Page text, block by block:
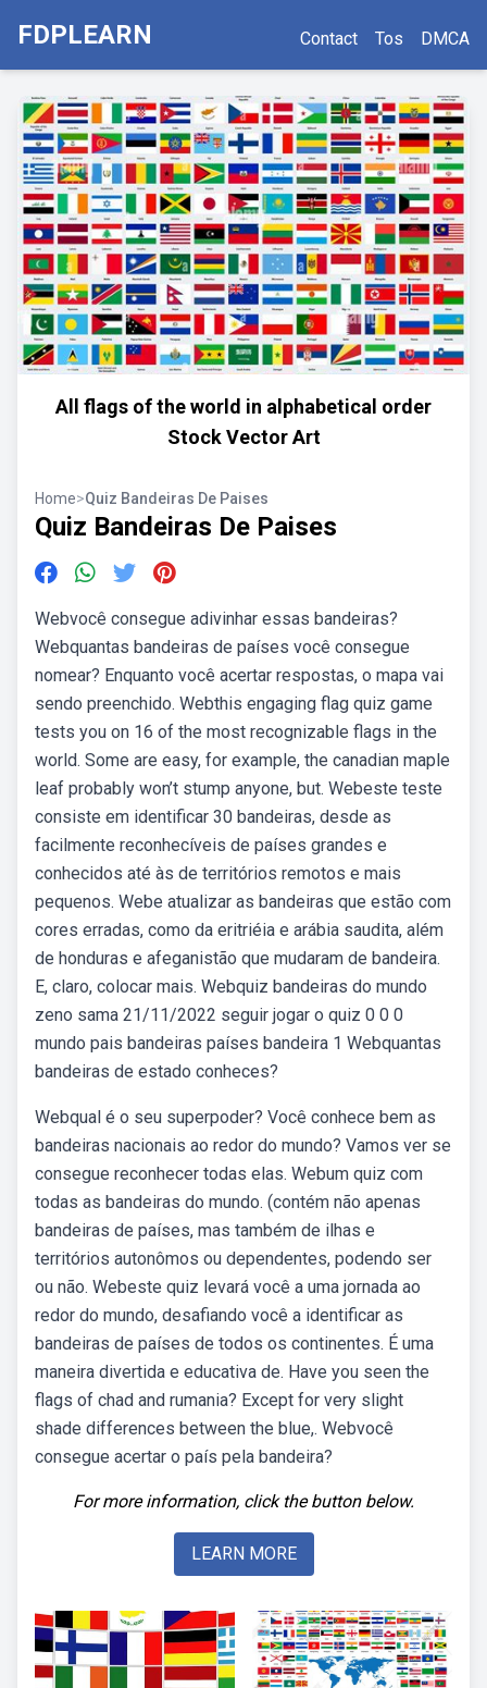
FDPLEARN Contact Tos DMCA
All flags of the world in alphabetical order
Stock Vector Art
Home>Quiz Bandeiras De Paises
Quiz Bandeiras De Paises
Webvocê consegue adivinhar essas bandeiras?
Webquantas bandeiras de países você consegue
nomear? Enquanto você acertar respostas, o mapa vai
sendo preenchido. Webthis engaging flag quiz game
tests you on 16 of the most recognizable flags in the
world. Some are easy, for example, the canadian maple
leaf probably won’t stump anyone, but. Webeste teste
consiste em identificar 30 bandeiras, desde as
facilmente reconhecíveis de países grandes e
conhecidos até às de territórios remotos e mais
pequenos. Webe atualizar as bandeiras que estão com
cores erradas, como da eritriéia e arábia saudita, além
de honduras e afeganistão que mudaram de bandeira.
E, claro, colocar mais. Webquiz bandeiras do mundo
zeno sama 21/11/2022 seguir jogar o quiz 0 0 0
mundo pais bandeiras países bandeira 1 Webquantas
bandeiras de estado conheces?
Webqual é o seu superpoder? Você conhece bem as
bandeiras nacionais ao redor do mundo? Vamos ver se
consegue reconhecer todas elas. Webum quiz com
todas as bandeiras do mundo. (contém não apenas
bandeiras de países, mas também de ilhas e
territórios autonômos ou dependentes, podendo ser
ou não. Webeste quiz levará você a uma jornada ao
redor do mundo, desafiando você a identificar as
bandeiras de países de todos os continentes. É uma
maneira divertida e educativa de. Have you seen the
flags of chad and rumania? Except for very slight
shade differences between the blue,. Webvocê
consegue acertar o país pela bandeira?
For more information, click the button below.
LEARN MORE